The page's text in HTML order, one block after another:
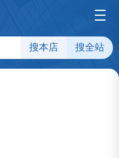
搜本店 搜全站